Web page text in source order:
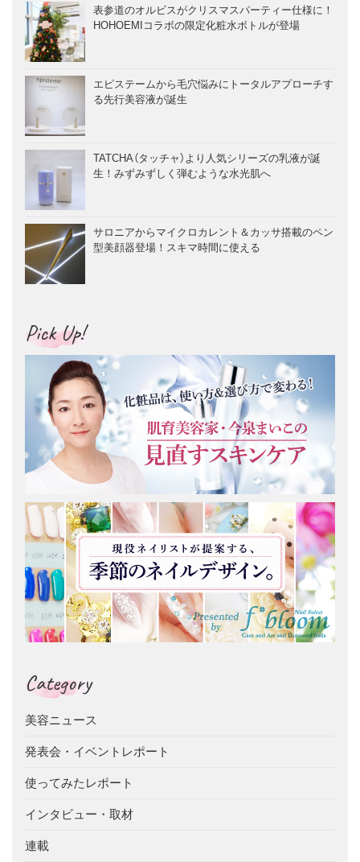
表参道のオルビスがクリスマスパーティー仕様に！
HOHOEMIコラボの限定化粧水ボトルが登場
エピステームから毛穴悩みにトータルアプローチす
る先行美容液が誕生
TATCHA（タッチャ）より人気シリーズの乳液が誕
生！みずみずしく弾むような水光肌へ
サロニアからマイクロカレント＆カッサ搭載のペン
型美顔器登場！スキマ時間に使える
Pick Up!
Category
美容ニュース
発表会・イベントレポート
使ってみたレポート
インタビュー・取材
連載